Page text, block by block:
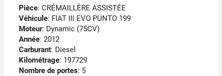
Pièce: CRÉMAILLÈRE ASSISTÉE
Véhicule: FIAT III EVO PUNTO 199
Moteur: Dynamic (75CV)
Année: 2012
Carburant: Diesel
Kilométrage: 197729
Nombre de portes: 5